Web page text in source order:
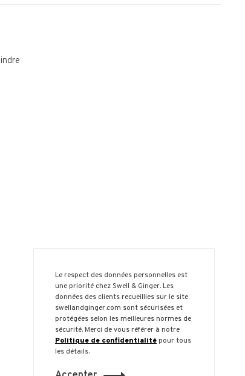
Le respect des données personnelles est
une priorité chez Swell & Ginger. Les
données des clients recueillies sur le site
swellandginger.com sont sécurisées et
protégées selon les meilleures normes de
sécurité. Merci de vous référer à notre
Politique de confidentialitépour tous
les détails.